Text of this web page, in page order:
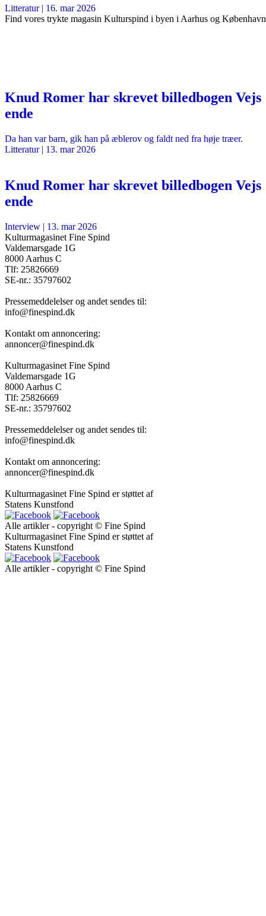
Litteratur| 16. mar 2026
Find vores trykte magasin Kulturspind i byen i Aarhus og København
Knud Romer har skrevet billedbogen Vejs
ende
Da han var barn, gik han på æblerov og faldt ned fra høje træer.
Litteratur| 13. mar 2026
Knud Romer har skrevet billedbogen Vejs
ende
Interview | 13. mar 2026
Kulturmagasinet Fine Spind
Valdemarsgade 1G
8000 Aarhus C
Tlf: 25826669
SE-nr.: 35797602
Pressemeddelelser og andet sendes til:
info@finespind.dk
Kontakt om annoncering:
annoncer@finespind.dk
Kulturmagasinet Fine Spind
Valdemarsgade 1G
8000 Aarhus C
Tlf: 25826669
SE-nr.: 35797602
Pressemeddelelser og andet sendes til:
info@finespind.dk
Kontakt om annoncering:
annoncer@finespind.dk
Kulturmagasinet Fine Spind er støttet af
Statens Kunstfond
Alle artikler - copyright © Fine Spind
Kulturmagasinet Fine Spind er støttet af
Statens Kunstfond
Alle artikler - copyright © Fine Spind